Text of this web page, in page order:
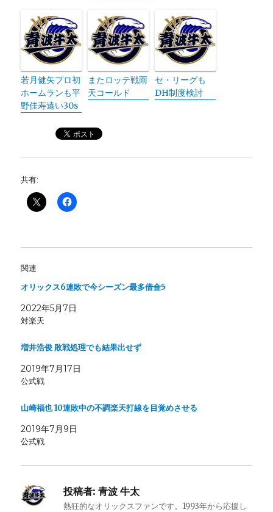
若月健矢プロ初
ホームランも平
野佳寿遠い30s
またロッテ戦雨
天コールド
セ・リーグも
DH制度検討
共有:
関連
オリックス6連敗で今シーズン最多借金5
2022年5月7日
対楽天
増井浩俊 敗戦処理でも結果出せず
2019年7月17日
公式戦
山崎福也 10連敗中の不調楽天打線を目覚めさせる
2019年7月9日
公式戦
投稿者: 青波 牛太
熱狂的なオリックスファンです。1993年から応援し